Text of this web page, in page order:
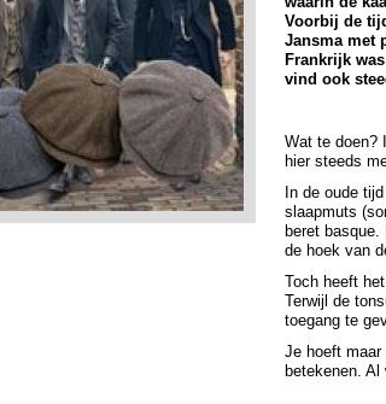
Voorbij de
Jansma met
Frankrijk
vind ook
Wat te doen?
hier steeds
In de oude
slaapmuts
beret
de hoek van
Toch heeft
Terwijl de
toegang te
Je hoeft maar
betekenen. Al